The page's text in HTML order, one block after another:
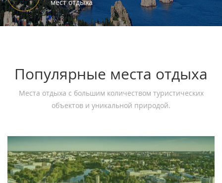
мест отдыха
Популярные места отдыха
Места отдыха с большим количеством туристических
объектов и уникальной природой.